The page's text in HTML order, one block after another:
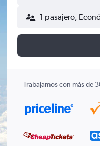
1 pasajero,
Trabajamos con más de